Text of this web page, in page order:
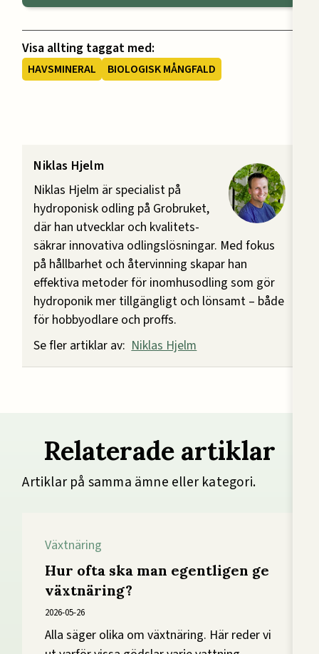
Visa allting taggat med:
HAVSMINERAL BIOLOGISK MÅNGFALD
Niklas Hjelm
Niklas Hjelm är specialist på
hydroponisk odling på Grobruket,
där han utvecklar och kvalitets-
säkrar innovativa odlingslösningar. Med fokus
på hållbarhet och återvinning skapar han
effektiva metoder för inomhusodling som gör
hydroponik mer tillgängligt och lönsamt – både
för hobbyodlare och proffs.
Se fler artiklar av:Niklas Hjelm
Relaterade artiklar
Artiklar på samma ämne eller kategori.
Växtnäring
Hur ofta ska man egentligen ge
växtnäring?
2026-05-26
Alla säger olika om växtnäring. Här reder vi